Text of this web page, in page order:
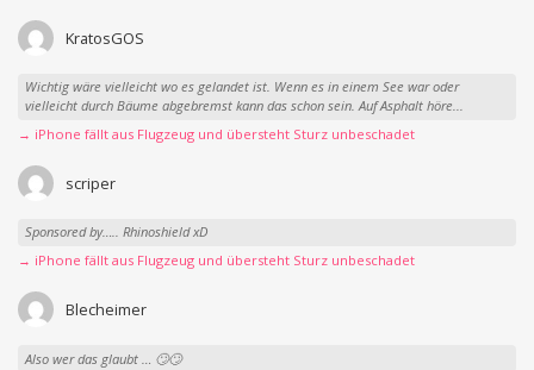
KratosGOS
Wichtig wäre vielleicht wo es gelandet ist. Wenn es in einem See war oder
vielleicht durch Bäume abgebremst kann das schon sein. Auf Asphalt höre...
→ iPhone fällt aus Flugzeug und übersteht Sturz unbeschadet
scriper
Sponsored by….. Rhinoshield xD
→ iPhone fällt aus Flugzeug und übersteht Sturz unbeschadet
Blecheimer
Also wer das glaubt … 🙄🙄